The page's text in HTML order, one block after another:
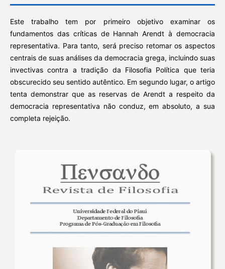
Este trabalho tem por primeiro objetivo examinar os
fundamentos das críticas de Hannah Arendt à democracia
representativa. Para tanto, será preciso retomar os aspectos
centrais de suas análises da democracia grega, incluindo suas
invectivas contra a tradição da Filosofia Política que teria
obscurecido seu sentido autêntico. Em segundo lugar, o artigo
tenta demonstrar que as reservas de Arendt a respeito da
democracia representativa não conduz, em absoluto, a sua
completa rejeição.